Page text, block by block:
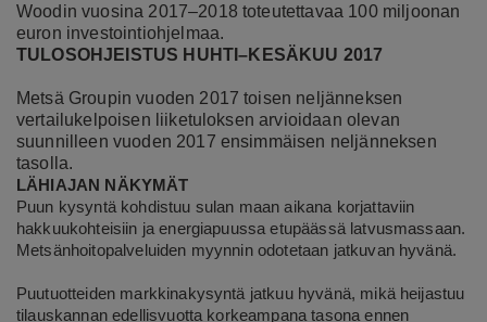
Woodin vuosina 2017–2018 toteutettavaa 100 miljoonan
euron investointiohjelmaa.
TULOSOHJEISTUS HUHTI–KESÄKUU 2017
Metsä Groupin vuoden 2017 toisen neljänneksen
vertailukelpoisen liiketuloksen arvioidaan olevan
suunnilleen vuoden 2017 ensimmäisen neljänneksen
tasolla.
LÄHIAJAN NÄKYMÄT
Puun kysyntä kohdistuu sulan maan aikana korjattaviin
hakkuukohteisiin ja energiapuussa etupäässä latvusmassaan.
Metsänhoitopalveluiden myynnin odotetaan jatkuvan hyvänä.
Puutuotteiden markkinakysyntä jatkuu hyvänä, mikä heijastuu
tilauskannan edellisvuotta korkeampana tasona ennen